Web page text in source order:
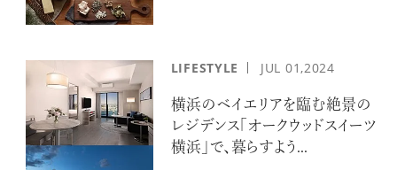
LIFESTYLE JUL 01,2024
横浜のベイエリアを臨む絶景の
レジデンス「オークウッドスイーツ
横浜」で、暮らすよう...